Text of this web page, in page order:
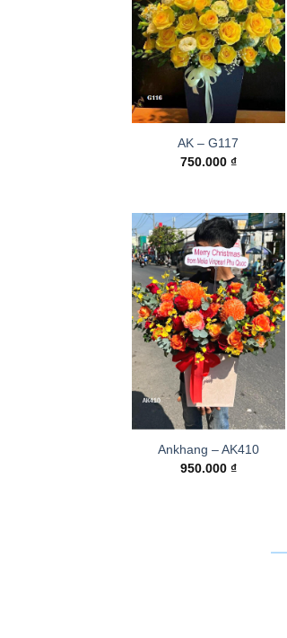
AK – G117
750.000 ₫
Ankhang – AK410
950.000 ₫